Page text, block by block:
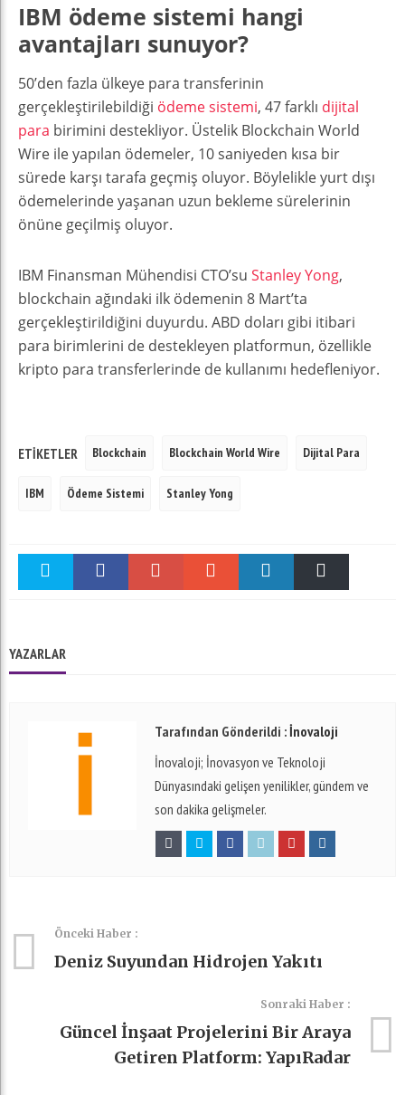
IBM ödeme sistemi hangi
avantajları sunuyor?
50’den fazla ülkeye para transferinin
gerçekleştirilebildiği ödeme sistemi, 47 farklı dijital
para birimini destekliyor. Üstelik Blockchain World
Wire ile yapılan ödemeler, 10 saniyeden kısa bir
sürede karşı tarafa geçmiş oluyor. Böylelikle yurt dışı
ödemelerinde yaşanan uzun bekleme sürelerinin
önüne geçilmiş oluyor.
IBM Finansman Mühendisi CTO’su Stanley Yong,
blockchain ağındaki ilk ödemenin 8 Mart’ta
gerçekleştirildiğini duyurdu. ABD doları gibi itibari
para birimlerini de destekleyen platformun, özellikle
kripto para transferlerinde de kullanımı hedefleniyor.
ETIKETLER Blockchain Blockchain World Wire Dijital Para
IBM Ödeme Sistemi Stanley Yong
YAZARLAR
Tarafından Gönderildi :İnovaloji
İnovaloji; İnovasyon ve Teknoloji
Dünyasındaki gelişen yenilikler, gündem ve
son dakika gelişmeler.
Önceki Haber :
Deniz Suyundan Hidrojen Yakıtı
Sonraki Haber :
Güncel İnşaat Projelerini Bir Araya
Getiren Platform: YapıRadar